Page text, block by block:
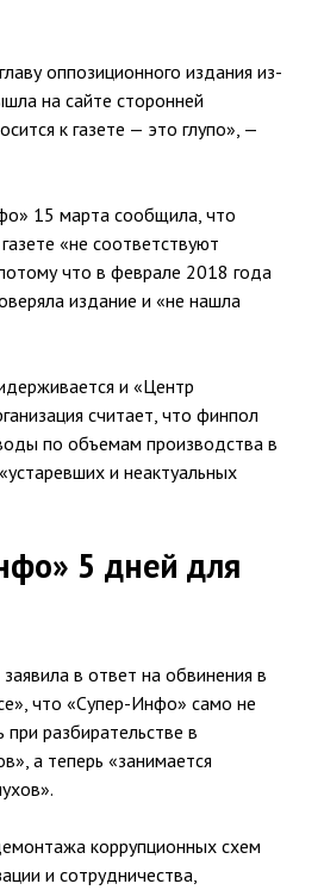
оппозиционного издания из-
на сайте сторонней
к газете — это глупо», —
15 марта сообщила, что
«не соответствуют
что в феврале 2018 года
издание и «не нашла
и «Центр
считает, что финпол
по объемам производства в
и неактуальных
5 дней для
в ответ на обвинения в
что «Супер-Инфо» само не
разбирательстве в
а теперь «занимается
коррупционных схем
и сотрудничества,